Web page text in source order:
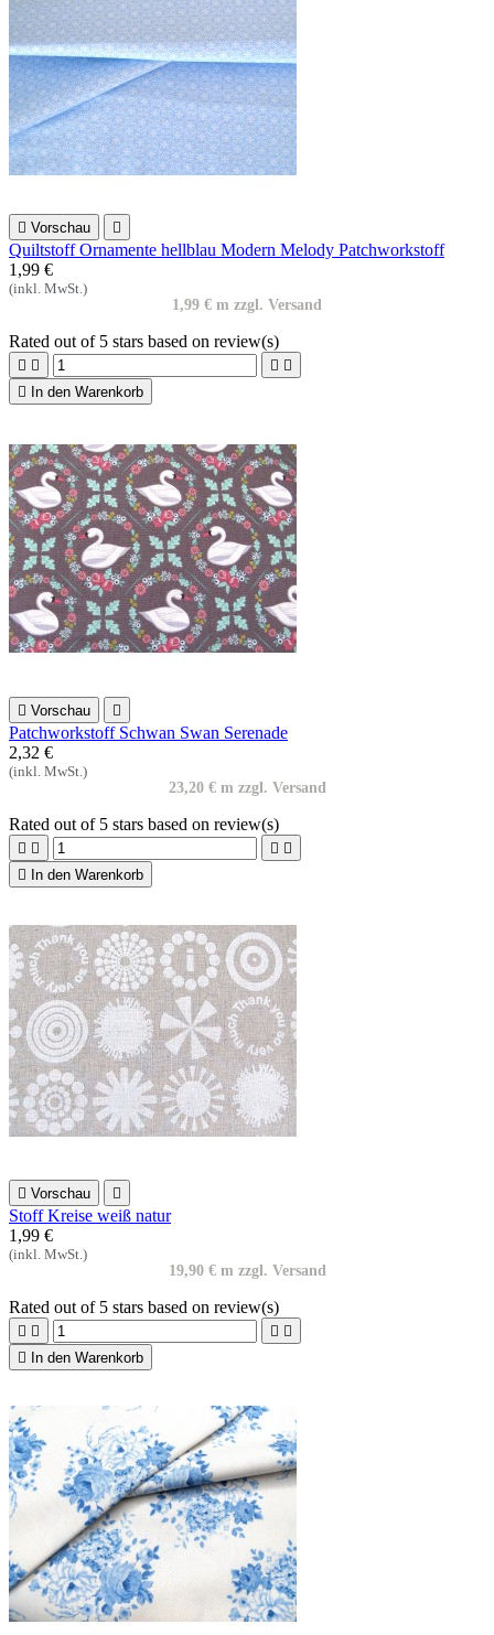
 Vorschau 
Quiltstoff Ornamente hellblau Modern Melody Patchworkstoff
1,99 €
(inkl. MwSt.)
1,99 € m zzgl. Versand
Rated out of 5 stars based on review(s)
   

In den Warenkorb
 Vorschau 
Patchworkstoff Schwan Swan Serenade
2,32 €
(inkl. MwSt.)
23,20 € m zzgl. Versand
Rated out of 5 stars based on review(s)
   

In den Warenkorb
 Vorschau 
Stoff Kreise weiß natur
1,99 €
(inkl. MwSt.)
19,90 € m zzgl. Versand
Rated out of 5 stars based on review(s)
   

In den Warenkorb